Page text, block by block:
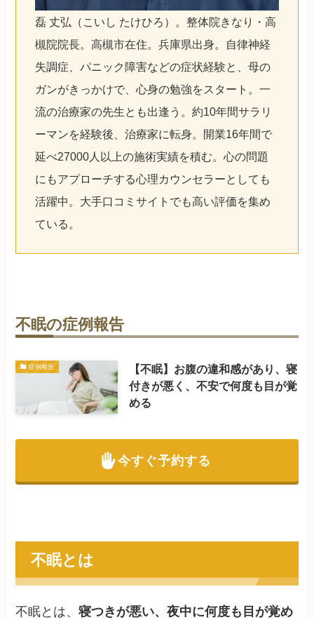
磊 丈弘（こいし たけひろ）。整体院きなり・高
槻院院長。高槻市在住。兵庫県出身。自律神経
失調症、パニック障害などの症状経験と、母の
ガンがきっかけで、心身の勉強をスタート。一
流の治療家の先生とも出逢う。約10年間サラリ
ーマンを経験後、治療家に転身。開業16年間で
延べ27000人以上の施術実績を積む。心の問題
にもアプローチする心理カウンセラーとしても
活躍中。大手口コミサイトでも高い評価を集め
ている。
不眠の症例報告
症例報告
【不眠】お腹の違和感があり、寝
付きが悪く、不安で何度も目が覚
める
今すぐ予約する
不眠とは
不眠とは、寝つきが悪い、夜中に何度も目が覚め